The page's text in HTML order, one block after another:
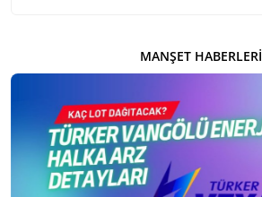
MANŞET HABERLERI